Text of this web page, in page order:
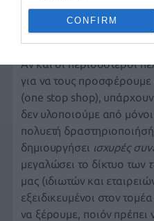
CONFIRM
αποτελεσματικότητα της
καμπάνιας.
Αν και οι περισσότεροι
για να τους
(one stop shop),
δεν υλοποιούμε από μόνοι
πολυετή
δημιουργήσει ισχυρές
μεγαλώσει το δίκτυο των
μας (ιδιωτών και
εξειδικευμένοι στον
να ξέρουμε, ποιόν